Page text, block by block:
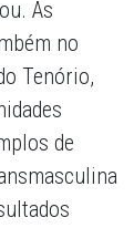
As
no
Tenório,
de